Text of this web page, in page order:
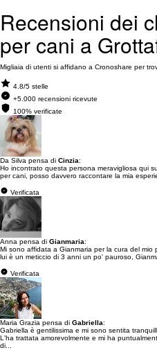
Recensioni dei
per cani a
Migliaia di utenti si affidano a Cronoshare per
4.8/5 stelle
+5.000 recensioni ricevute
100% verificate
Da Silva pensa di Cinzia:
Ho incontrato questa persona meravigliosa qui
per cani, posso davvero raccontare la mia
Verificata
Anna pensa di Gianmaria:
Mi sono affidata a Gianmaria per la cura del mio
lui è un meticcio di 3 anni un po' pauroso,
Verificata
Maria Grazia pensa di Gabriella:
Gabriella è gentilissima e mi sono sentita
L'ha trattata amorevolmente e mi ha
di...